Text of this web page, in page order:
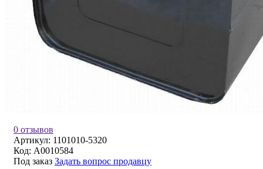
0 отзывов
Артикул: 1101010-5320
Код: A0010584
Под заказ Задать вопрос продавцу